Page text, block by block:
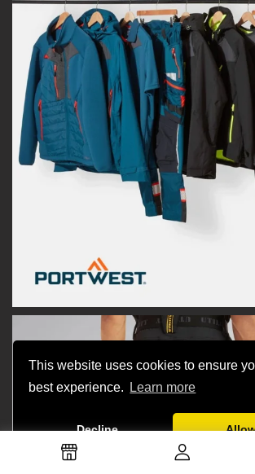
This website uses cookies to ensure
best experience.
Learn more
Decline